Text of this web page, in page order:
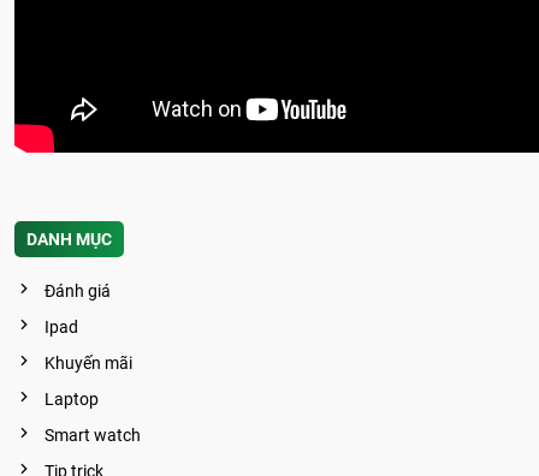
DANH MỤC
Đánh giá
Ipad
Khuyến mãi
Laptop
Smart watch
Tip trick